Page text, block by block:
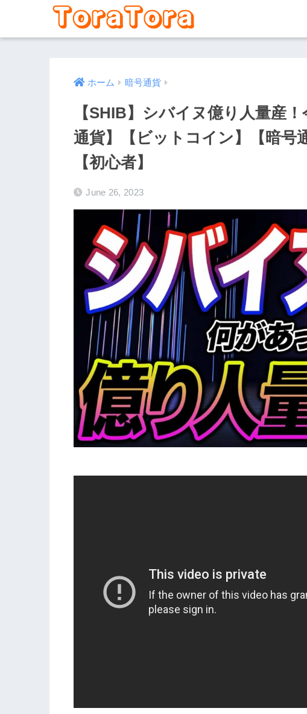
ホーム 暗号通貨
【SHIB】シバイヌ億り人量産
通貨】【ビットコイン】【暗号
【初心者】
June 26, 2023